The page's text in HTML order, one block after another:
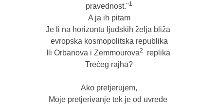
pravednost."1
A ja ih pitam
Je li na horizontu ljudskih želja bliža
evropska kosmopolitska republika
Ili Orbanova i Zemmourova2
  replika
Trećeg rajha?
Ako pretjerujem,
Moje pretjerivanje tek je od uvrede